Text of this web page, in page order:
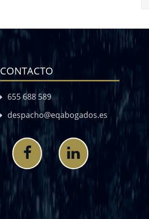
CONTACTO
655 688 589
despacho@eqabogados.es